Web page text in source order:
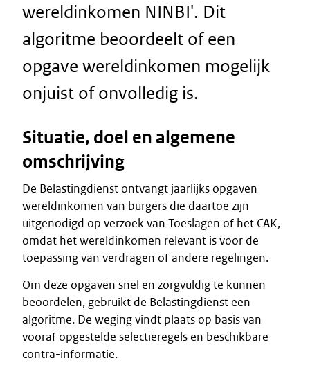
wereldinkomen NINBI'. Dit
algoritme beoordeelt of een
opgave wereldinkomen mogelijk
onjuist of onvolledig is.
Situatie, doel en algemene
omschrijving
De Belastingdienst ontvangt jaarlijks opgaven
wereldinkomen van burgers die daartoe zijn
uitgenodigd op verzoek van Toeslagen of het CAK,
omdat het wereldinkomen relevant is voor de
toepassing van verdragen of andere regelingen.
Om deze opgaven snel en zorgvuldig te kunnen
beoordelen, gebruikt de Belastingdienst een
algoritme. De weging vindt plaats op basis van
vooraf opgestelde selectieregels en beschikbare
contra-informatie.